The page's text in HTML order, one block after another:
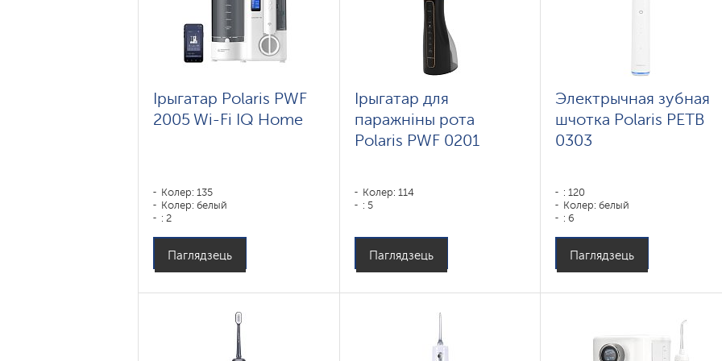
Ірыгатар Polaris PWF
2005 Wi-Fi IQ Home
Колер: 135
Колер: белый
: 2
Паглядзець
Ірыгатар для
паражніны рота
Polaris PWF 0201
Колер: 114
: 5
Паглядзець
Электрычная зубная
шчотка Polaris PETB
0303
: 120
Колер: белый
: 6
Паглядзець